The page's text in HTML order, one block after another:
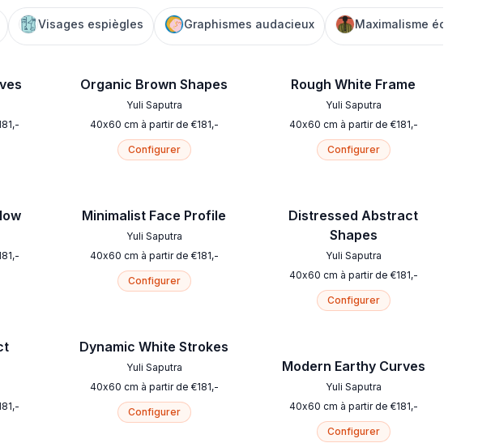
Visages espiègles Graphismes audacieux Maximalisme éclectique
,-
,-
,-
Organic Brown Shapes
Yuli Saputra
40x60 cm à partir de €181,-
Configurer
Minimalist Face Profile
Yuli Saputra
40x60 cm à partir de €181,-
Configurer
Dynamic White Strokes
Yuli Saputra
40x60 cm à partir de €181,-
Configurer
Rough White Frame
Yuli Saputra
40x60 cm à partir de €181,-
Configurer
Distressed Abstract
Shapes
Yuli Saputra
40x60 cm à partir de €181,-
Configurer
Modern Earthy Curves
Yuli Saputra
40x60 cm à partir de €181,-
Configurer